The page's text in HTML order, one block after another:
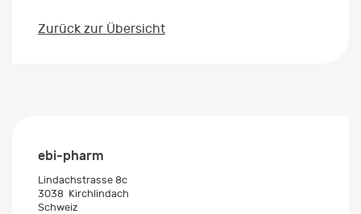
Zurück zur Übersicht
ebi-pharm
Lindachstrasse 8c
3038 Kirchlindach
Schweiz